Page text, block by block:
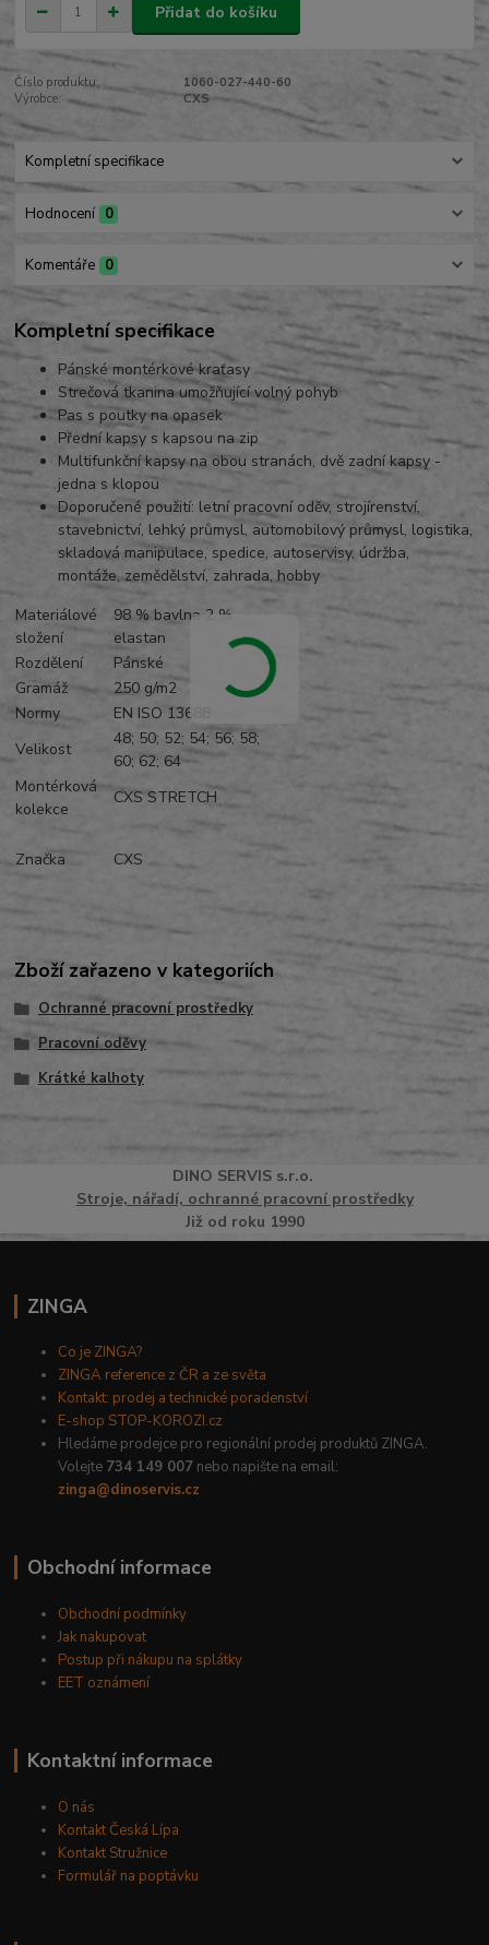
Přidat do košíku
Číslo produktu:
1060-027-440-60
Výrobce:
CXS
Kompletní specifikace
Hodnocení 0
Komentáře 0
Kompletní specifikace
Pánské montérkové kraťasy
Strečová tkanina umožňující volný pohyb
Pas s poutky na opasek
Přední kapsy s kapsou na zip
Multifunkční kapsy na obou stranách, dvě zadní kapsy -
jedna s klopou
Doporučené použití: letní pracovní oděv, strojírenství,
stavebnictví, lehký průmysl, automobilový průmysl, logistika,
skladová manipulace, spedice, autoservisy, údržba,
montáže, zemědělství, zahrada, hobby
Materiálové
složení
98 % bavlna 2 %
elastan
Rozdělení
Pánské
Gramáž
250 g/m2
Normy
EN ISO 13688
Velikost
48; 50; 52; 54; 56; 58;
60; 62; 64
Montérková
kolekce
CXS STRETCH
Značka CXS
Zboží zařazeno v kategoriích
Ochranné pracovní prostředky
Pracovní oděvy
Krátké kalhoty
DINO SERVISs.r.o.
Stroje, nářadí, ochranné pracovní prostředky
Již od roku 1990
ZINGA
Co je ZINGA?
ZINGA reference z ČR a ze světa
Kontakt: prodej a technické poradenství
E-shop STOP-KOROZI.cz
Hledáme prodejce pro regionální prodej produktů ZINGA.
Volejte 734 149 007 nebo napište na email:
zinga@dinoservis.cz
Obchodní informace
Obchodní podmínky
Jak nakupovat
Postup při nákupu na splátky
EET oznámení
Kontaktní informace
O nás
Kontakt Česká Lípa
Kontakt Stružnice
Formulář na poptávku